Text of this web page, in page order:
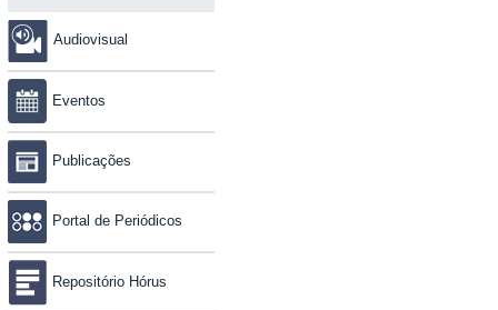
Audiovisual
Eventos
Publicações
Portal de Periódicos
Repositório Hórus